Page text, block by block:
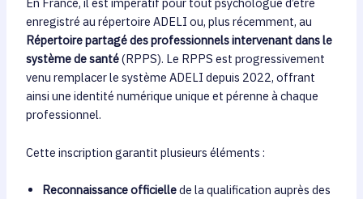
enregistré au répertoire ADELI ou, plus récemment, au
Répertoire partagé des professionnels intervenant dans le
système de santé(RPPS). Le RPPS est progressivement
venu remplacer le système ADELI depuis 2022, offrant
ainsi une identité numérique unique et pérenne à chaque
professionnel.
Cette inscription garantit plusieurs éléments :
Reconnaissance officiellede la qualification auprès des